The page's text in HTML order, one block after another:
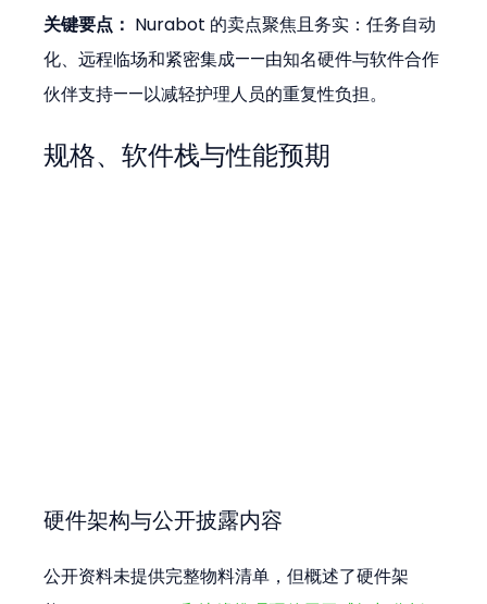
关键要点： Nurabot 的卖点聚焦且务实：任务自动
化、远程临场和紧密集成——由知名硬件与软件合作
伙伴支持——以减轻护理人员的重复性负担。
规格、软件栈与性能预期
硬件架构与公开披露内容
公开资料未提供完整物料清单，但概述了硬件架